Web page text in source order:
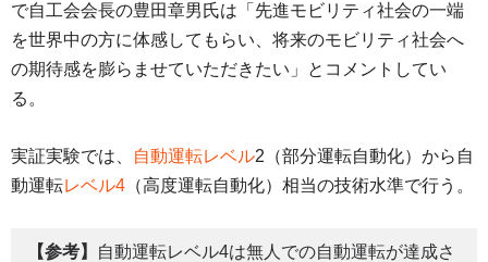
で自工会会長の豊田章男氏は「先進モビリティ社会の一端
を世界中の方に体感してもらい、将来のモビリティ社会へ
の期待感を膨らませていただきたい」とコメントしてい
る。
実証実験では、 自動運転レベル2（部分運転自動化）から自
動運転レベル4 （高度運転自動化）相当の技術水準で行う。
【参考】
自動運転レベル4は無人での自動運転が達成さ